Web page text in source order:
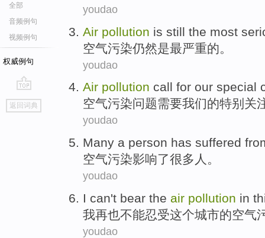
全部
音频例句
视频例句
权威例句
go
top
返回词典
youdao
Air pollution is still the most
空气污染仍然是最严重的。
youdao
Air pollution call for our special
空气污染问题需要我们的特别 关
youdao
Many a person has suffered
空气污染影响了很多 人 。
youdao
I can't bear the air pollution in
我再也不能忍受这个城市的空气
youdao